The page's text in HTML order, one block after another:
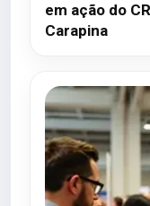
em ação do
Carapina